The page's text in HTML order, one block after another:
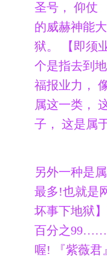
圣号， 仰仗
的威赫神能
狱。 【即须
个是指去到
福报业力，
属这一类，
子， 这是属
另外一种是
最多!也就是
坏事下地狱
百分之99……
喔! 『紫薇君